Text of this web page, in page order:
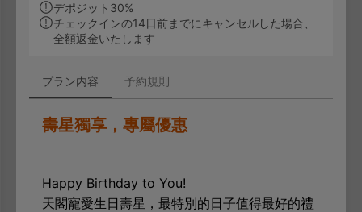
デポジット30%
チェックインの14日前までにキャンセルした場合、
全額返金いたします
プラン内容
壽星獨享，專屬優惠
Happy Birthday to You!
天閣寵愛生日壽星，最特別的日子值得最好的禮
予約規則